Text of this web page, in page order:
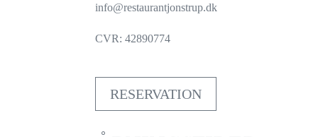
info@restaurantjonstrup.dk
CVR:42890774
RESERVATION